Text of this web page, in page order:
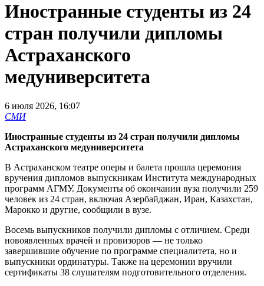
Иностранные студенты из 24
стран получили дипломы
Астраханского
медуниверситета
6 июля 2026, 16:07
СМИ
Иностранные студенты из 24 стран получили дипломы
Астраханского медуниверситета
В Астраханском театре оперы и балета прошла церемония
вручения дипломов выпускникам Института международных
программ АГМУ. Документы об окончании вуза получили 259
человек из 24 стран, включая Азербайджан, Иран, Казахстан,
Марокко и другие, сообщили в вузе.
Восемь выпускников получили дипломы с отличием. Среди
новоявленных врачей и провизоров — не только
завершившие обучение по программе специалитета, но и
выпускники ординатуры. Также на церемонии вручили
сертификаты 38 слушателям подготовительного отделения.